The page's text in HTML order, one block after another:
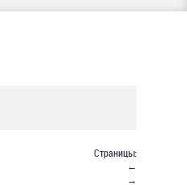
Страницы:
←
→